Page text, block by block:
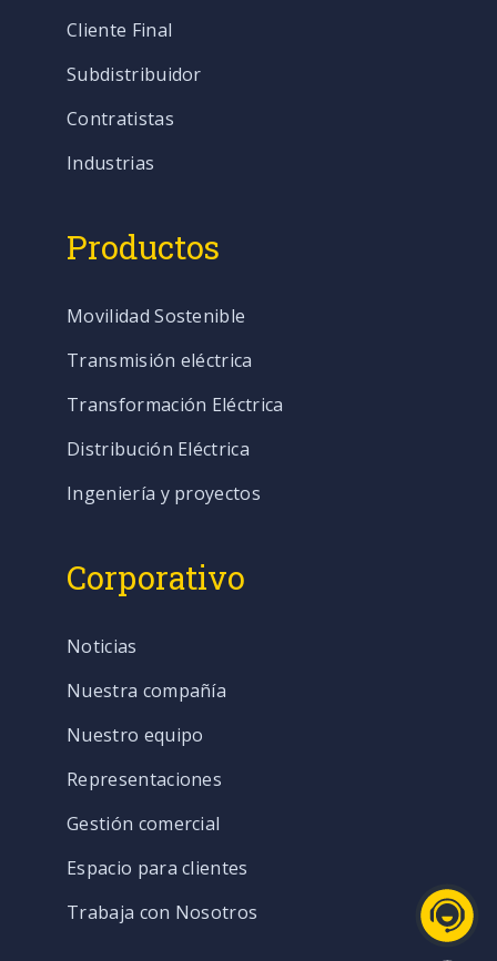
Cliente Final
Subdistribuidor
Contratistas
Industrias
Productos
Movilidad Sostenible
Transmisión eléctrica
Transformación Eléctrica
Distribución Eléctrica
Ingeniería y proyectos
Corporativo
Noticias
Nuestra compañía
Nuestro equipo
Representaciones
Gestión comercial
Espacio para clientes
Trabaja con Nosotros